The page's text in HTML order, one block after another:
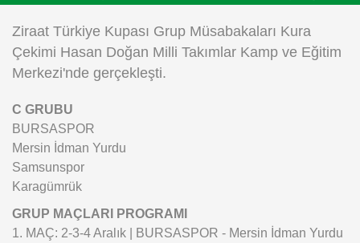
Instagram
Android
iOS
Ziraat Türkiye Kupası Grup Müsabakaları Kura
Çekimi Hasan Doğan Milli Takımlar Kamp ve Eğitim
Merkezi'nde gerçekleşti.
C GRUBU
BURSASPOR
Mersin İdman Yurdu
Samsunspor
Karagümrük
GRUP MAÇLARI PROGRAMI
1. MAÇ: 2-3-4 Aralık | BURSASPOR - Mersin İdman Yurdu